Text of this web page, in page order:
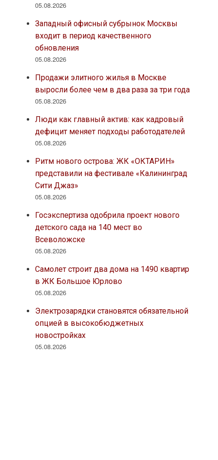
05.08.2026
Западный офисный субрынок Москвы
входит в период качественного
обновления
05.08.2026
Продажи элитного жилья в Москве
выросли более чем в два раза за три года
05.08.2026
Люди как главный актив: как кадровый
дефицит меняет подходы работодателей
05.08.2026
Ритм нового острова: ЖК «ОКТАРИН»
представили на фестивале «Калининград
Сити Джаз»
05.08.2026
Госэкспертиза одобрила проект нового
детского сада на 140 мест во
Всеволожске
05.08.2026
Самолет строит два дома на 1490 квартир
в ЖК Большое Юрлово
05.08.2026
Электрозарядки становятся обязательной
опцией в высокобюджетных
новостройках
05.08.2026